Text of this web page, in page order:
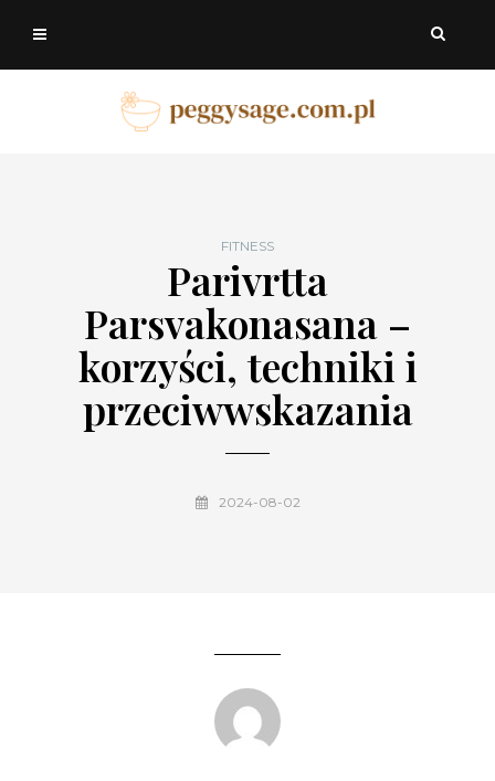
FITNESS
Parivrtta
Parsvakonasana –
korzyści, techniki i
przeciwwskazania
2024-08-02